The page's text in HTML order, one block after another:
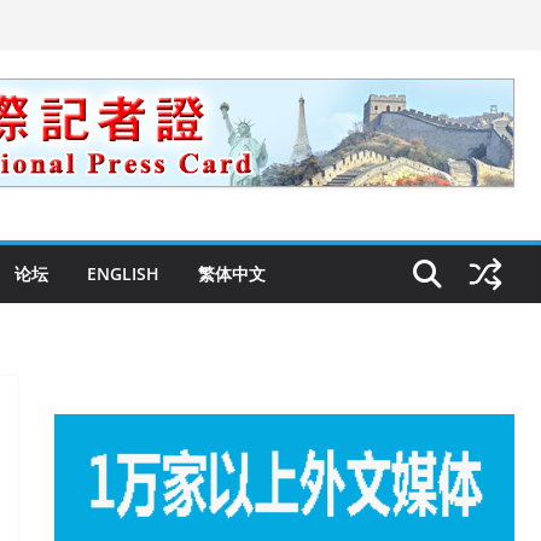
论坛 ENGLISH 繁体中文